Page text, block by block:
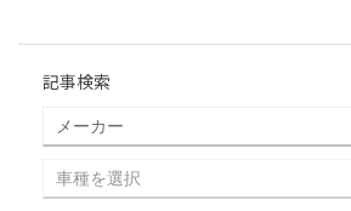
記事検索